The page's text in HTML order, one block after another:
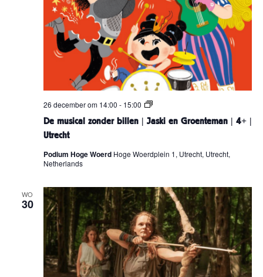
De musical zonder billen | Jaski en Groenteman | 4+ |
Utrecht
26 december om 14:00 - 15:00
D
m
i
c
z
o
n
d
e
r
b
i
l
Podium Hoge Woerd Hoge Woerdplein 1, Utrecht, Utrecht,
Netherlands
WO
30